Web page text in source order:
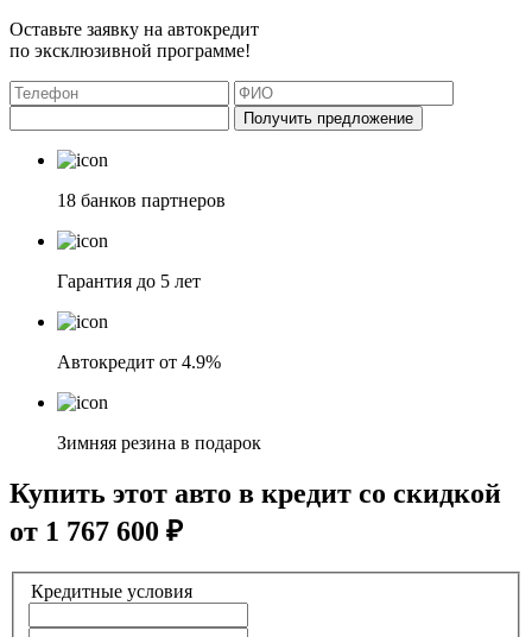
Оставьте заявку на автокредит
по эксклюзивной программе!
Получить предложение
18 банков партнеров
Гарантия до 5 лет
Автокредит от 4.9%
Зимняя резина в подарок
Купить этот авто в кредит со скидкой
от 1 767 600 ₽
Кредитные условия